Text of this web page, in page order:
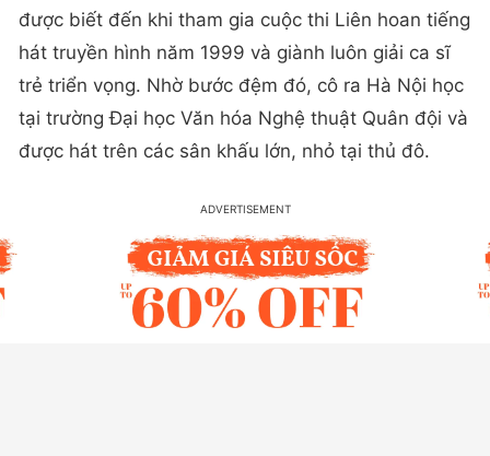
được biết đến khi tham gia cuộc thi Liên hoan tiếng
hát truyền hình năm 1999 và giành luôn giải ca sĩ
trẻ triển vọng. Nhờ bước đệm đó, cô ra Hà Nội học
tại trường Đại học Văn hóa Nghệ thuật Quân đội và
được hát trên các sân khấu lớn, nhỏ tại thủ đô.